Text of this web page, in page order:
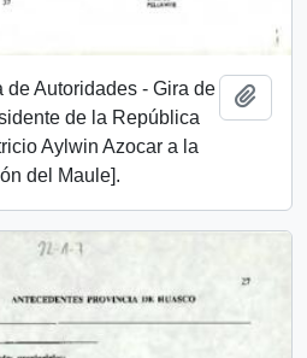
de Autoridades - Gira de
de la República
Aylwin Azocar a la
del Maule].
Add